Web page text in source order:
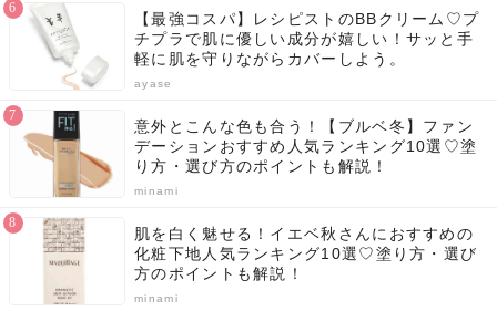
【最強コスパ】レシピストのBBクリーム♡プ
チプラで肌に優しい成分が嬉しい！サッと手
軽に肌を守りながらカバーしよう。
ayase
意外とこんな色も合う！【ブルベ冬】ファン
デーションおすすめ人気ランキング10選♡塗
り方・選び方のポイントも解説！
minami
肌を白く魅せる！イエベ秋さんにおすすめの
化粧下地人気ランキング10選♡塗り方・選び
方のポイントも解説！
minami